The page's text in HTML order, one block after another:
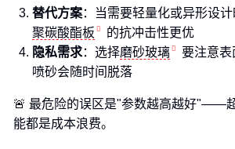
替代方案：当需要轻量化或异形设计
聚碳酸酯板
的抗冲击性更优
隐私需求：选择磨砂玻璃
要注意表
喷砂会随时间脱落
🚨 最危险的误区是"参数越高越好"——
能都是成本浪费。